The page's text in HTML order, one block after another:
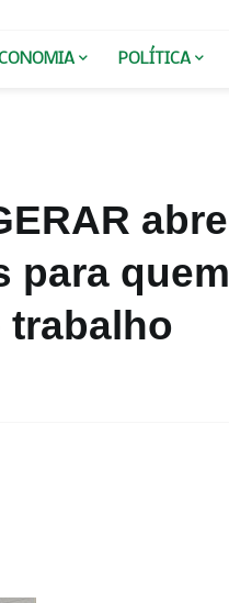
POLÍTICA
abre
para quem
trabalho